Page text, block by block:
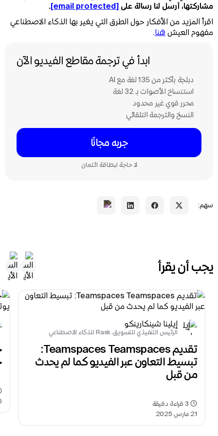
مشاركتها، أرسل لنا رسالة على[email protected]
.
اقرأ المزيد من الأفكار حول الطرق التي يغير بها الذكاء الاصطناعي
مفهوم العيش هنا.
ابدأ في ترجمة مقاطع الفيديو الآن
دبلجة بأكثر من 135 لغة مع Al
استنساخ الأصوات بـ 32 لغة
محرر قوي غير محدود
النسخ والترجمة التلقائي
جربه مجانًا
لا حاجة لبطاقة ائتمان
سهم:
يجب أن يقرأ
إيلينا شينكارينكو
الرئيس التنفيذي للتسويق، Rask للذكاء الاصطناعي
تقديم Teamspaces Teamspaces:
تبسيط التعاون عبر الفيديو كما لم يحدث
من قبل
21 مارس 2025
3 قراءة دقيقة 30